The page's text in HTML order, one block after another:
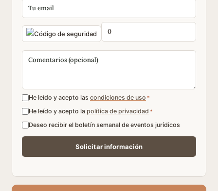
He leído y acepto las condiciones de uso *
He leído y acepto la política de privacidad *
Deseo recibir el boletín semanal de eventos jurídicos